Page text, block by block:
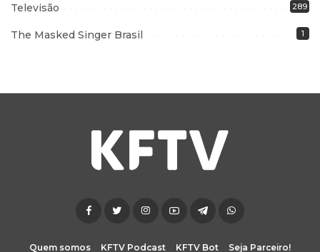
Televisão 289
The Masked Singer Brasil 1
Quem somos KFTV Podcast KFTV Bot Seja Parceiro!